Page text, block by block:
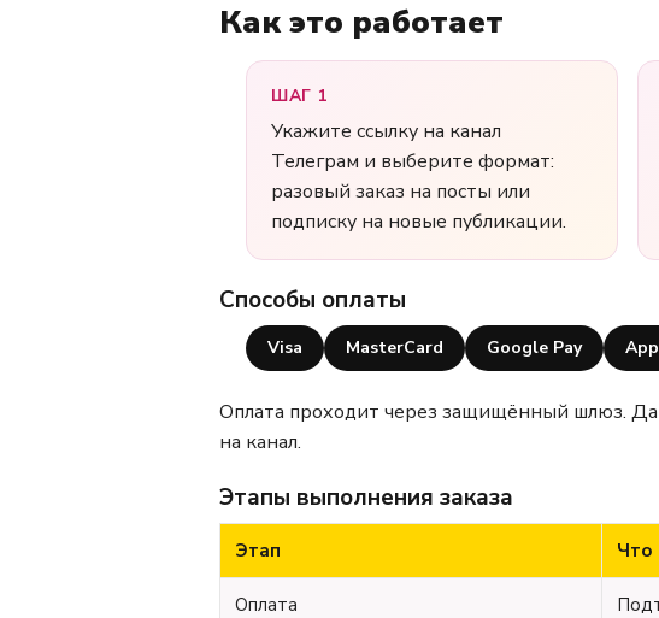
Как это работает
ШАГ 1
Укажите ссылку на канал
Телеграм и выберите формат:
разовый заказ на посты или
подписку на новые публикации.
Способы оплаты
Visa MasterCard Google Pay
Оплата проходит через защищённый шлюз.
на канал.
Этапы выполнения заказа
Этап Что
Оплата